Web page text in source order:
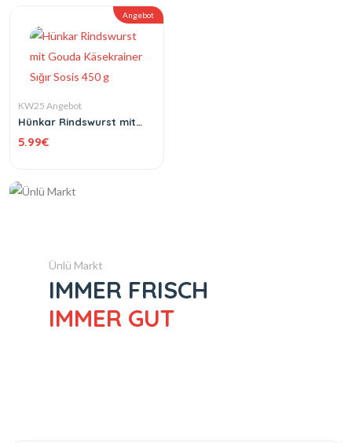
Angebot
KW25 Angebot
Hünkar Rindswurst mit
Sosis 450 g
5.99€
Ünlü Markt
IMMER FRISCH
IMMER GUT